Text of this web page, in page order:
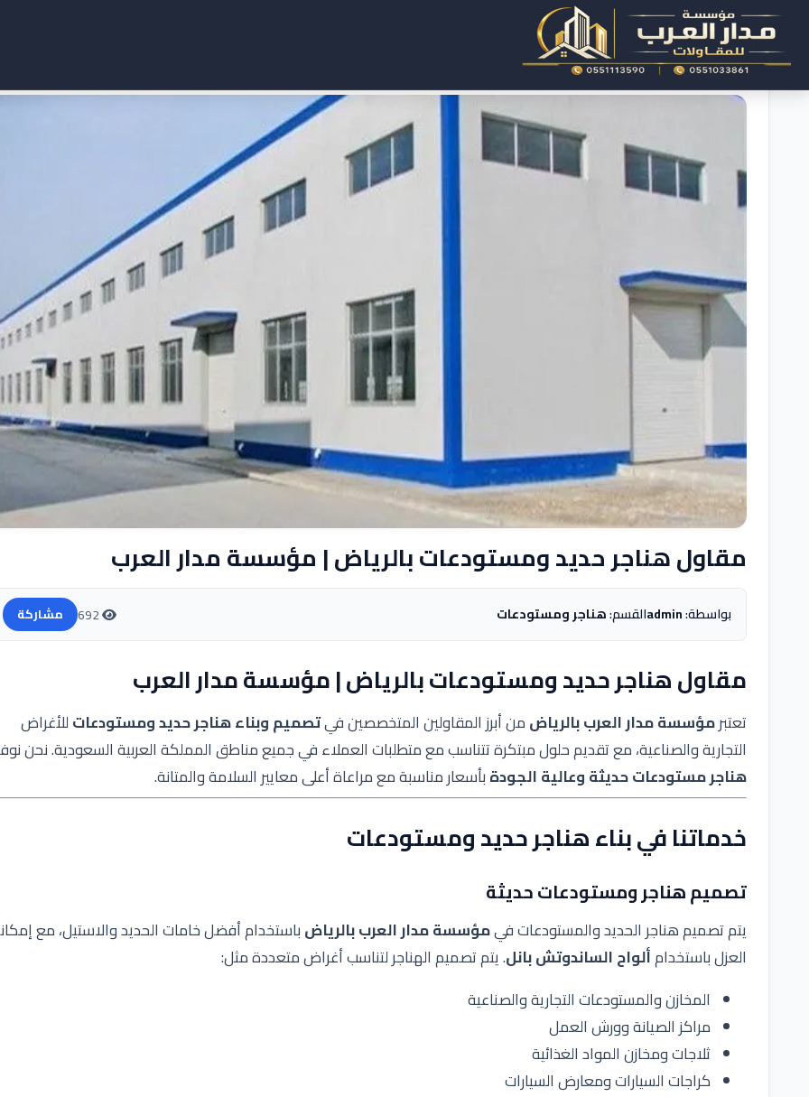
مقاول هناجر حديد ومستودعات بالرياض | مؤسسة مدار العرب
بواسطة:adminالقسم:هناجر ومستودعات 692 مشاركة
مقاول هناجر حديد ومستودعات بالرياض | مؤسسة مدار العرب
تعتبرمؤسسة مدار العرب بالرياضمن أبرز المقاولين المتخصصين فيتصميم وبناء هناجر حديد ومستودعاتللأغراض
التجارية والصناعية، مع تقديم حلول مبتكرة تتناسب مع متطلبات العملاء في جميع مناطق المملكة العربية السعودية. نحن
هناجر مستودعات حديثة وعالية الجودةبأسعار مناسبة مع مراعاة أعلى معايير السلامة والمتانة.
خدماتنا فيبناء هناجر حديد ومستودعات
تصميم هناجر ومستودعات حديثة
يتم تصميم هناجر الحديد والمستودعات فيمؤسسة مدار العرب بالرياضباستخدام أفضل خامات الحديد والاستيل، مع
العزل باستخدامألواح الساندوتش بانل. يتم تصميم الهناجر لتناسب أغراض متعددة مثل:
المخازن والمستودعات التجارية والصناعية
مراكز الصيانة وورش العمل
ثلاجات ومخازن المواد الغذائية
كراجات السيارات ومعارض السيارات